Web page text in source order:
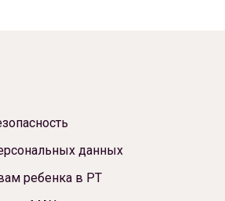
данных
ребенка в РТ